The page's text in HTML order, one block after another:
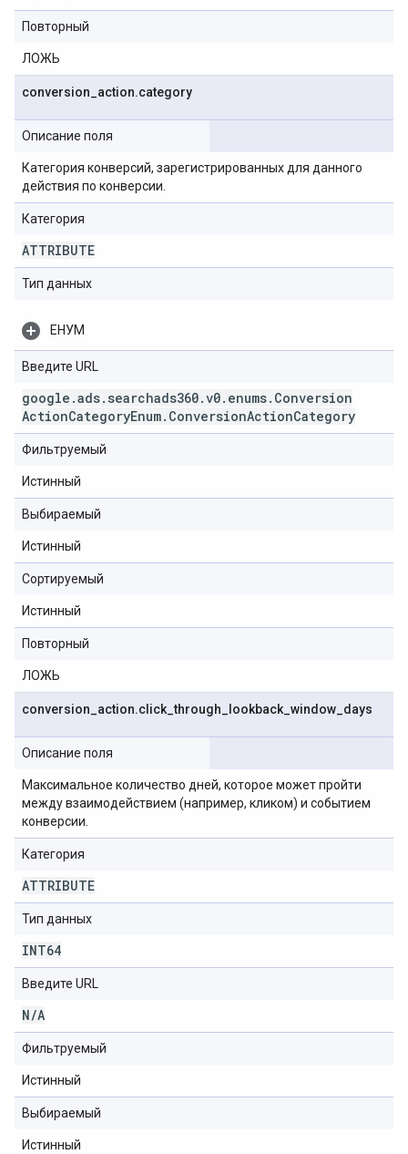
Повторный
ЛОЖЬ
conversion action.category
Описание поля
Категория конверсий, зарегистрированных для данного
действия по конверсии.
Категория
ATTRIBUTE
Тип данных
ЕНУМ
Введите URL
google .ads. searchads360.v0. enums. Conversion
ActionCategoryEnum. ConversionActionCategory
Фильтруемый
Истинный
Выбираемый
Истинный
Сортируемый
Истинный
Повторный
ЛОЖЬ
conversion action.click _through lookback window days
Описание поля
Максимальное количество дней, которое может пройти
между взаимодействием (например, кликом) и событием
конверсии.
Категория
ATTRIBUTE
Тип данных
INT64
Введите URL
N/A
Фильтруемый
Истинный
Выбираемый
Истинный